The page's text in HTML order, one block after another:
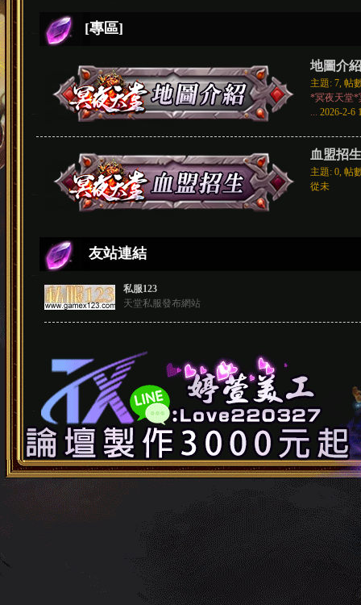
[專區]
地圖介紹
主題: 7, 帖
*冥夜天堂*
... 2026-2-6
血盟招生
主題: 0, 帖
從未
友站連結
私服123
天堂私服發布網站